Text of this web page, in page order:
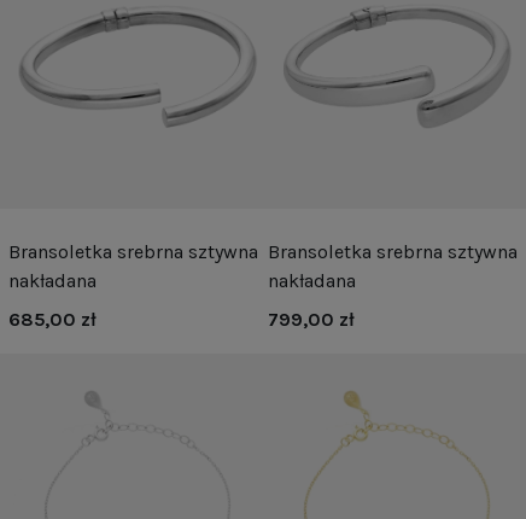
Bransoletka srebrna sztywna
nakładana
685,00 zł
Bransoletka srebrna sztywna
nakładana
799,00 zł